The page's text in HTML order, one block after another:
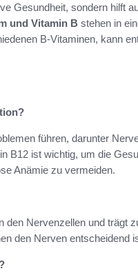
Gesundheit, sondern hilft
und Vitamin B stehen in
B-Vitaminen, kann
führen, darunter
B12 ist wichtig, um die
Anämie zu vermeiden.
den Nervenzellen und trägt
den Nerven entscheidend